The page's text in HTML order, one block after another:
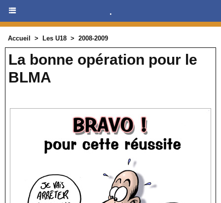
.
Accueil > Les U18 > 2008-2009
La bonne opération pour le
BLMA